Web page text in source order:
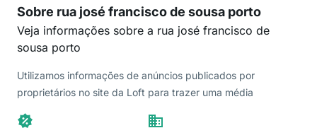
Sobre rua josé francisco de sousa porto
Veja informações sobre a rua josé francisco de
sousa porto
Utilizamos informações de anúncios publicados por
proprietários no site da Loft para trazer uma média